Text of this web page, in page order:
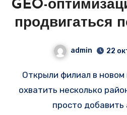
GEO-
продвигаться
admin 22
Открыли филиал в новом городе или хотите
охватить несколько
просто добавить